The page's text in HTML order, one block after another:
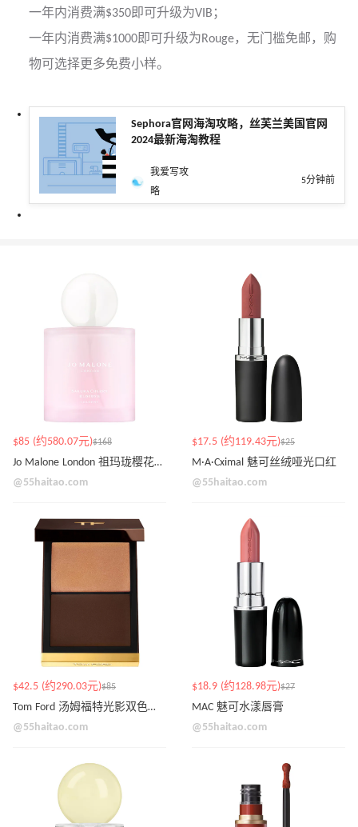
一年内消费满$350即可升级为VIB；
一年内消费满$1000即可升级为Rouge，无门槛免邮，购
物可选择更多免费小样。
Sephora官网海淘攻略，丝芙兰美国官网
2024最新海淘教程
我爱写攻
略
5分钟前
$85 (约580.07元)$168
Jo Malone London 祖玛珑樱花香水 100ml
@55haitao.com
$17.5 (约119.43元)$25
M·A·Cximal 魅可丝绒哑光口红
@55haitao.com
$42.5 (约290.03元)$85
Tom Ford 汤姆福特光影双色膏状修容盘
@55haitao.com
$18.9 (约128.98元)$27
MAC 魅可水漾唇膏
@55haitao.com